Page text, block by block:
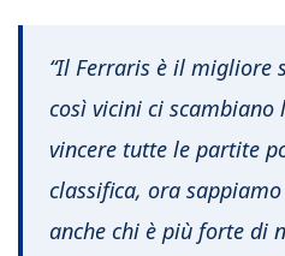
“Il Ferraris è il migliore
così vicini ci scambiano
vincere tutte le partite
classifica, ora
anche chi è più forte di